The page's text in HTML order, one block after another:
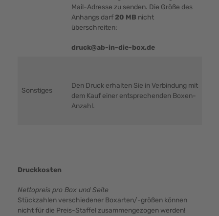
Mail-Adresse zu senden. Die Größe des
Anhangs darf20 MB nicht
überschreiten:
druck@ab-in-die-box.de
Sonstiges
Den Druck erhalten Sie in Verbindung mit
dem Kauf einer entsprechenden Boxen-
Anzahl.
Druckkosten
Nettopreis pro Box und Seite
Stückzahlen verschiedener Boxarten/-größen können
nicht für die Preis-Staffel zusammengezogen werden!